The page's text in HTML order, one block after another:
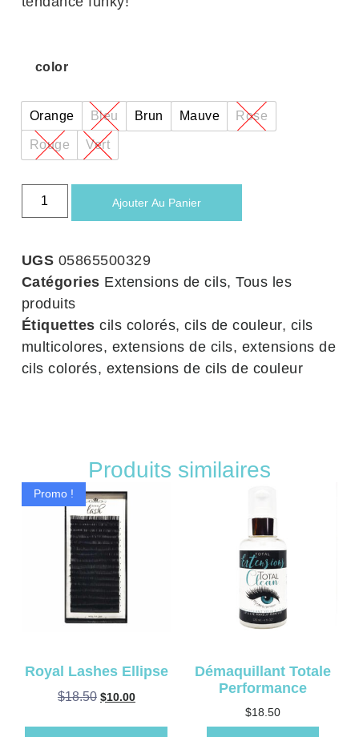
color
Orange Bleu Brun Mauve Rose
Rouge Vert
Ajouter Au Panier
UGS 05865500329
Catégories Extensions de cils,Tous les
produits
Étiquettes cils colorés,cils de couleur, cils
multicolores, extensions de cils, extensions de
cils colorés, extensions de cils de couleur
Produits similaires
Promo !
Royal Lashes Ellipse
$18.50 $10.00
Démaquillant Totale
Performance
$18.50